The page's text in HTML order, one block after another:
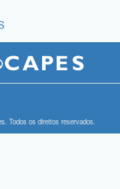
Todos os direitos reservados.